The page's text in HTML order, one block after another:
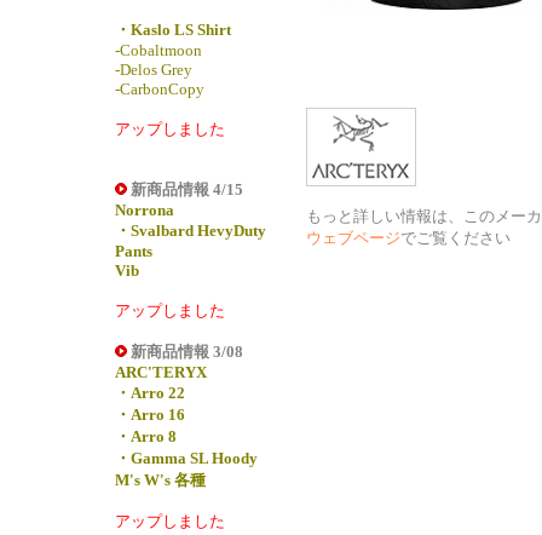
・Kaslo LS Shirt
-Cobaltmoon
-Delos Grey
-CarbonCopy
アップしました
新商品情報 4/15
Norrona
・Svalbard HevyDuty
Pants
Vib
アップしました
新商品情報 3/08
ARC'TERYX
・Arro 22
・Arro 16
・Arro 8
・Gamma SL Hoody
M's W's 各種
アップしました
もっと詳しい情報は、このメー
ウェブページでご覧ください